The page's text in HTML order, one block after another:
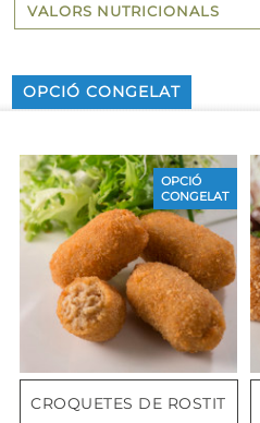
VALORS NUTRICIONALS
OPCIÓ CONGELAT
CROQUETES DE ROSTIT
OPCIÓ
CONGELAT